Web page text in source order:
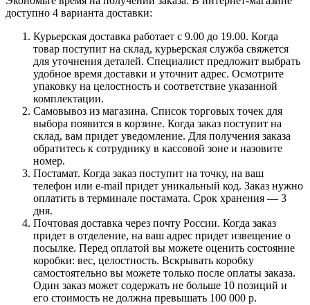
доступно 4 варианта доставки:
Курьерская доставка работает с 9.00 до 19.00. Когда
товар поступит на склад, курьерская служба свяжется
для уточнения деталей. Специалист предложит выбрать
удобное время доставки и уточнит адрес. Осмотрите
упаковку на целостность и соответствие указанной
комплектации.
Самовывоз из магазина. Список торговых точек для
выбора появится в корзине. Когда заказ поступит на
склад, вам придет уведомление. Для получения заказа
обратитесь к сотруднику в кассовой зоне и назовите
номер.
Постамат. Когда заказ поступит на точку, на ваш
телефон или e-mail придет уникальный код. Заказ нужно
оплатить в терминале постамата. Срок хранения — 3
дня.
Почтовая доставка через почту России. Когда заказ
придет в отделение, на ваш адрес придет извещение о
посылке. Перед оплатой вы можете оценить состояние
коробки: вес, целостность. Вскрывать коробку
самостоятельно вы можете только после оплаты заказа.
Один заказ может содержать не больше 10 позиций и
его стоимость не должна превышать 100 000 р.